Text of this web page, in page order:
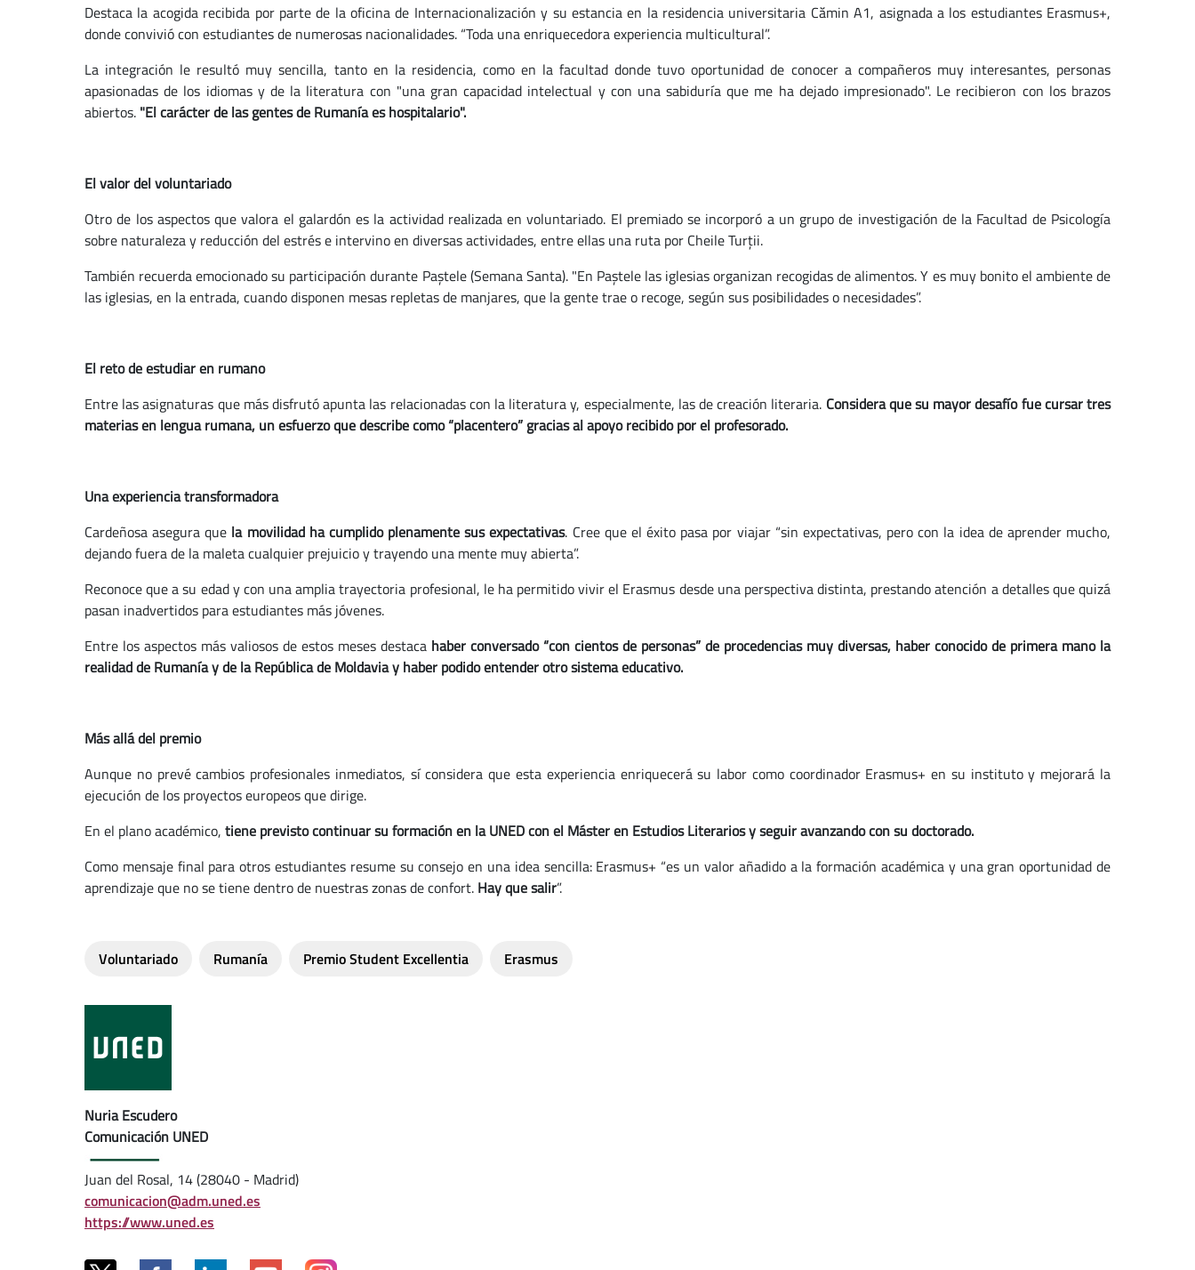
Destaca la acogida recibida por parte de la oficina de Internacionalización y su estancia en la residencia universitaria Cămin A1, asignada a los estudiantes Erasmus+,
donde convivió con estudiantes de numerosas nacionalidades. “Toda una enriquecedora experiencia multicultural”.
La integración le resultó muy sencilla, tanto en la residencia, como en la facultad donde tuvo oportunidad de conocer a compañeros muy interesantes, personas
apasionadas de los idiomas y de la literatura con "una gran capacidad intelectual y con una sabiduría que me ha dejado impresionado". Le recibieron con los brazos
abiertos. "El carácter de las gentes de Rumanía es hospitalario".
El valor del voluntariado
Otro de los aspectos que valora el galardón es la actividad realizada en voluntariado. El premiado se incorporó a un grupo de investigación de la Facultad de Psicología
sobre naturaleza y reducción del estrés e intervino en diversas actividades, entre ellas una ruta por Cheile Turții.
También recuerda emocionado su participación durante Paștele (Semana Santa). "En Paștele las iglesias organizan recogidas de alimentos. Y es muy bonito el ambiente de
las iglesias, en la entrada, cuando disponen mesas repletas de manjares, que la gente trae o recoge, según sus posibilidades o necesidades”.
El reto de estudiar en rumano
Entre las asignaturas que más disfrutó apunta las relacionadas con la literatura y, especialmente, las de creación literaria. Considera que su mayor desafío fue cursar tres
materias en lengua rumana, un esfuerzo que describe como “placentero” gracias al apoyo recibido por el profesorado.
Una experiencia transformadora
Cardeñosa asegura que la movilidad ha cumplido plenamente sus expectativas. Cree que el éxito pasa por viajar “sin expectativas, pero con la idea de aprender mucho,
dejando fuera de la maleta cualquier prejuicio y trayendo una mente muy abierta”.
Reconoce que a su edad y con una amplia trayectoria profesional, le ha permitido vivir el Erasmus desde una perspectiva distinta, prestando atención a detalles que quizá
pasan inadvertidos para estudiantes más jóvenes.
Entre los aspectos más valiosos de estos meses destaca haber conversado “con cientos de personas” de procedencias muy diversas, haber conocido de primera mano la
realidad de Rumanía y de la República de Moldavia y haber podido entender otro sistema educativo.
Más allá del premio
Aunque no prevé cambios profesionales inmediatos, sí considera que esta experiencia enriquecerá su labor como coordinador Erasmus+ en su instituto y mejorará la
ejecución de los proyectos europeos que dirige.
En el plano académico, tiene previsto continuar su formación en la UNED con el Máster en Estudios Literarios y seguir avanzando con su doctorado.
Como mensaje final para otros estudiantes resume su consejo en una idea sencilla: Erasmus+ “es un valor añadido a la formación académica y una gran oportunidad de
aprendizaje que no se tiene dentro de nuestras zonas de confort. Hay que salir”.
Voluntariado Rumanía Premio Student Excellentia Erasmus
Nuria Escudero
Comunicación UNED
Juan del Rosal, 14 (28040 - Madrid)
comunicacion@adm.uned.es
https://www.uned.es